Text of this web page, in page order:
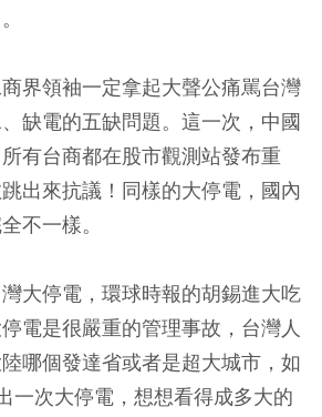
界領袖一定拿起大聲公痛駡台灣
缺電的五缺問題。這一次，中國
有台商都在股市觀測站發布重
出來抗議！同樣的大停電，國內
不一樣。
大停電，環球時報的胡錫進大吃
電是很嚴重的管理事故，台灣人
哪個發達省或者是超大城市，如
一次大停電，想想看得成多大的